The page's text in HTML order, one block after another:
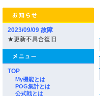
2023/09/09 故障
★更新不具合復旧
TOP
My機能とは
POG集計とは
公式戦とは